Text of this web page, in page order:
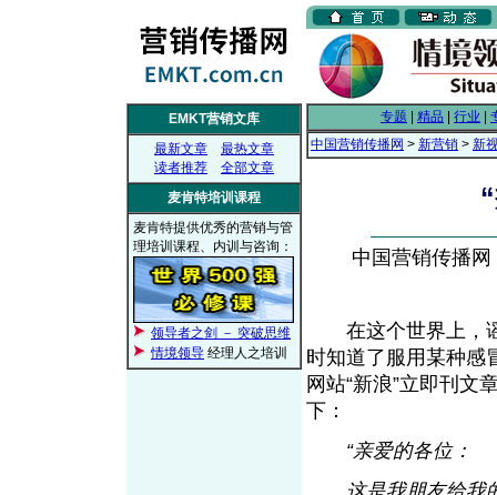
EMKT营销文库
最新文章
最热文章
读者推荐
全部文章
麦肯特培训课程
麦肯特提供优秀的营销与管
理培训课程、内训与咨询：
领导者之剑 － 突破思维
情境领导 经理人之培训
专题 精品 行业
中国营销传播网 > 新营销 > 新
中国营销传播
在这个世界上，谣
时知道了服用某种感
网站“新浪”立即刊文
下：
“亲爱的各位：
这是我朋友给我